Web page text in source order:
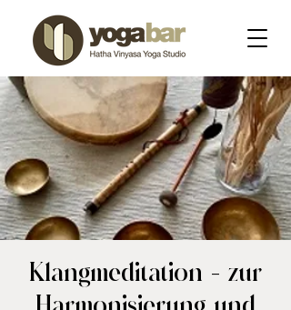
Klangmeditation - zur